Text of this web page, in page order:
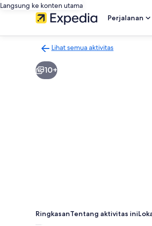
Langsung ke konten utama
Perjalanan
Lihat semua aktivitas
ke
halaman
10+
RingkasanTentang aktivitas ini